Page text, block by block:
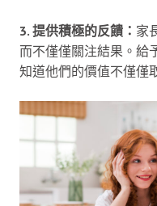
3. 提供積極的反饋： 家
而不僅僅關注結果。給
知道他們的價值不僅僅